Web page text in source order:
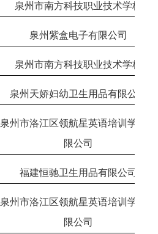
泉州市南方科技职业技术学校
泉州紫盒电子有限公司
泉州市南方科技职业技术学校
泉州天娇妇幼卫生用品有限公司
泉州市洛江区领航星英语培训学校有
限公司
福建恒驰卫生用品有限公司
泉州市洛江区领航星英语培训学校有
限公司